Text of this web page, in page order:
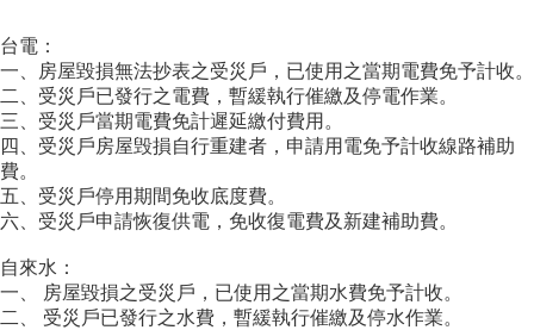
台電：
一、房屋毀損無法抄表之受災戶，已使用之當期電費免予計收。
二、受災戶已發行之電費，暫緩執行催繳及停電作業。
三、受災戶當期電費免計遲延繳付費用。
四、受災戶房屋毁損自行重建者，申請用電免予計收線路補助
費。
五、受災戶停用期間免收底度費。
六、受災戶申請恢復供電，免收復電費及新建補助費。
自來水：
一、 房屋毀損之受災戶，已使用之當期水費免予計收。
二、 受災戶已發行之水費，暫緩執行催繳及停水作業。